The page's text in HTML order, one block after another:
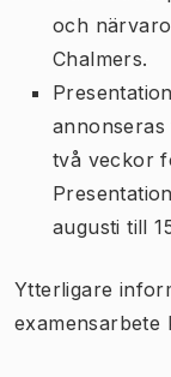
och
Chalmers.
två veckor
augusti till
Ytterligare
examensarbete